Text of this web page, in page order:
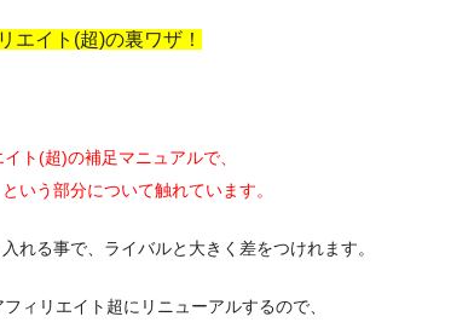
エイト(超)の裏ワザ！
ト(超)の補足マニュアルで、
いう部分について触れています。
れる事で、ライバルと大きく差をつけれます。
ィリエイト超にリニューアルするので、